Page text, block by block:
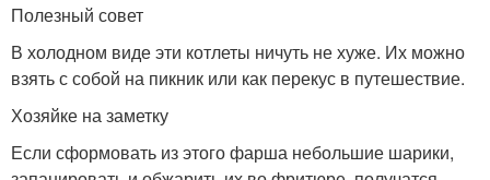
Полезный совет
В холодном виде эти котлеты ничуть не хуже. Их можно
взять с собой на пикник или как перекус в путешествие.
Хозяйке на заметку
Если сформовать из этого фарша небольшие шарики,